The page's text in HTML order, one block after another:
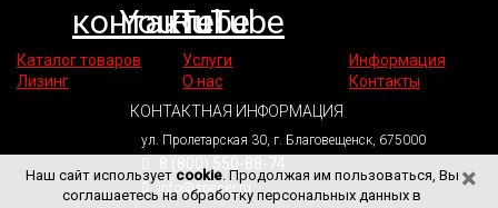
Каталог товаров Услуги
Информация
Лизинг
О нас
Контакты
КОНТАКТНАЯ ИНФОРМАЦИЯ
ул. Пролетарская 30, г. Благовещенск, 675000
8 (800) 550-88-74
info@specer.ru ×
Наш сайт использует cookie. Продолжая им пользоваться, Вы
соглашаетесь на обработку персональных данных в